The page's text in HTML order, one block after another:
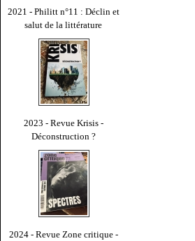
2021 - Philitt n°11 : Déclin et
salut de la littérature
2023 - Revue Krisis -
Déconstruction ?
2024 - Revue Zone critique -